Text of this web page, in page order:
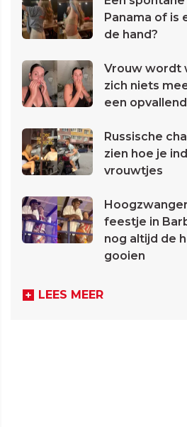
Panama of is
de hand?
Vrouw wordt
zich niets
een
Russische
zien hoe je
vrouwtjes
feestje in
nog altijd de
gooien
LEES MEER